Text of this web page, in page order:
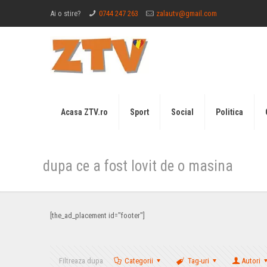
Ai o stire? 0744 247 263 zalautv@gmail.com
Acasa ZTV.ro Sport Social Politica
dupa ce a fost lovit de o masina
[the_ad_placement id="footer"]
Filtreaza dupa Categorii Tag-uri Autori